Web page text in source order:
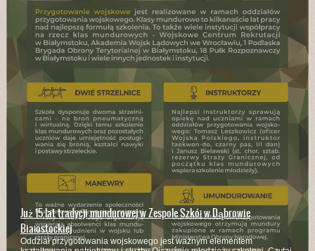
Branżowa Szkoła I Stopnia kształci w wielu zawodach
Kucharze, mechanicy pojazdów samochodowych, stolarze, rolnicy,
murarze - to zaledwie część z zawodów w których kształci szkołaCzytaj
dalej